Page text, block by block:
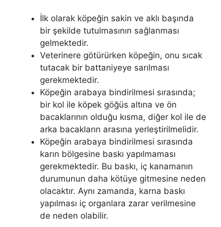
İlk olarak köpeğin sakin ve aklı başında
bir şekilde tutulmasının sağlanması
gelmektedir.
Veterinere götürürken köpeğin, onu sıcak
tutacak bir battaniyeye sarılması
gerekmektedir.
Köpeğin arabaya bindirilmesi sırasında;
bir kol ile köpek göğüs altına ve ön
bacaklarının olduğu kısma, diğer kol ile de
arka bacakların arasına yerleştirilmelidir.
Köpeğin arabaya bindirilmesi sırasında
karın bölgesine baskı yapılmaması
gerekmektedir. Bu baskı, iç kanamanın
durumunun daha kötüye gitmesine neden
olacaktır. Aynı zamanda, karna baskı
yapılması iç organlara zarar verilmesine
de neden olabilir.